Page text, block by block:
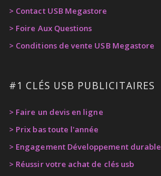
> Contact USB Megastore
> Foire Aux Questions
> Conditions de vente USB Megastore
#1 CLÉS USB PUBLICITAIRES
> Faire un devis en ligne
> Prix bas toute l'année
> Engagement Développement durable
> Réussir votre achat de clés usb